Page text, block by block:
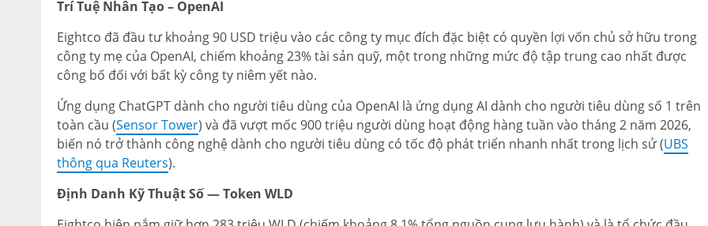
Trí Tuệ Nhân Tạo – OpenAI
Eightco đã đầu tư khoảng 90 USD triệu vào các công ty mục đích đặc biệt có quyền lợi vốn chủ sở hữu trong
công ty mẹ của OpenAI, chiếm khoảng 23% tài sản quỹ, một trong những mức độ tập trung cao nhất được
công bố đối với bất kỳ công ty niêm yết nào.
Ứng dụng ChatGPT dành cho người tiêu dùng của OpenAI là ứng dụng AI dành cho người tiêu dùng số 1 trên
toàn cầu (Sensor Tower) và đã vượt mốc 900 triệu người dùng hoạt động hàng tuần vào tháng 2 năm 2026,
biến nó trở thành công nghệ dành cho người tiêu dùng có tốc độ phát triển nhanh nhất trong lịch sử (UBS
thông qua Reuters).
Định Danh Kỹ Thuật Số — Token WLD